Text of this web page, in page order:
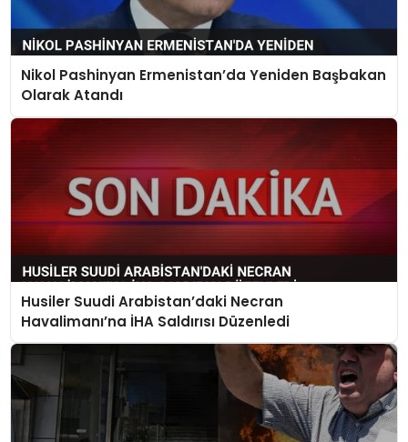
Nikol Pashinyan Ermenistan’da Yeniden Başbakan
Olarak Atandı
Husiler Suudi Arabistan’daki Necran
Havalimanı’na İHA Saldırısı Düzenledi